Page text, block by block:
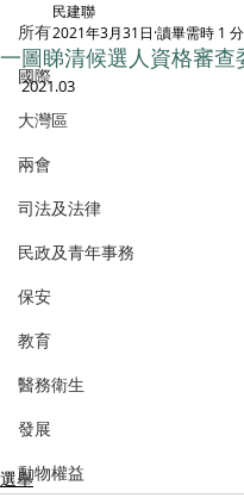
所有
國際
大灣區
兩會
司法及法律
民政及青年事務
保安
教育
醫務衛生
發展
動物權益
一圖睇清候選人資格審查
民建聯
2021年3月31日 讀畢需時 1
2021.03
選舉